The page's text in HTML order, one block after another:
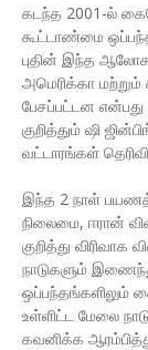
கடந்த 2001-ல்
கூட்டாண்மை
புதின் இந்த
அமெரிக்கா
பேசப்பட்டன
குறித்தும் ஷி
வட்டாரங்கள்
இந்த 2 நாள்
நிலைமை, ஈரான்
குறித்து
நாடுகளும்
ஒப்பந்தங்களிலும்
உள்ளிட்ட மேலை
கவனிக்க